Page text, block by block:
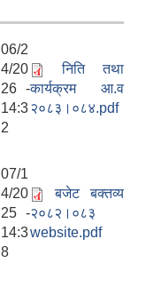
06/2
4/20
26 -
14:3
2
निति तथा
कार्यक्रम आ.व
२०८३।०८४.pdf
07/1
4/20
25 -
14:3
8
बजेट बक्तव्य
२०८२।०८३
website.pdf